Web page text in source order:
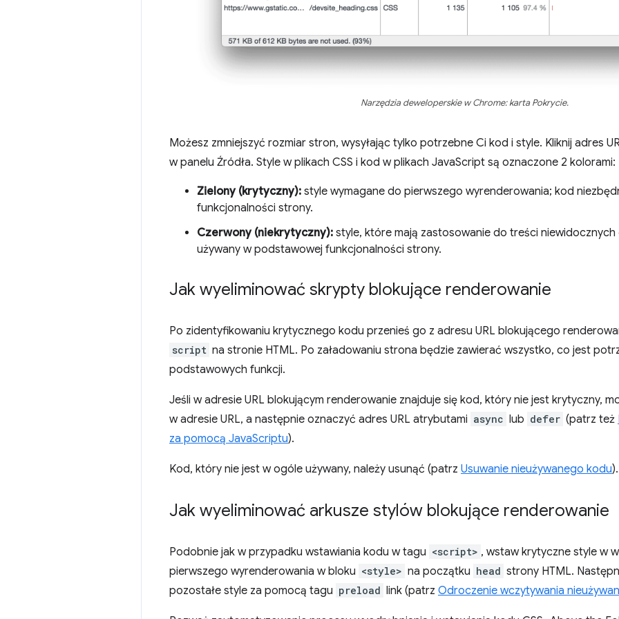
Narzędzia deweloperskie w Chrome: karta Pokrycie.
Możesz zmniejszyć rozmiar stron, wysyłając tylko potrzebne Ci kod i style. Kliknij adres
w panelu Źródła. Style w plikach CSS i kod w plikach JavaScript są oznaczone 2 kolorami:
Zielony (krytyczny): style wymagane do pierwszego wyrenderowania; kod
funkcjonalności strony.
Czerwony (niekrytyczny): style, które mają zastosowanie do treści
używany w podstawowej funkcjonalności strony.
Jak wyeliminować skrypty blokujące renderowanie
Po zidentyfikowaniu krytycznego kodu przenieś go z adresu URL blokującego
script na stronie HTML. Po załadowaniu strona będzie zawierać wszystko, co jest
podstawowych funkcji.
Jeśli w adresie URL blokującym renderowanie znajduje się kod, który nie jest krytyczny,
w adresie URL, a następnie oznaczyć adres URL atrybutami async lub defer (patrz też
za pomocą JavaScriptu).
Kod, który nie jest w ogóle używany, należy usunąć (patrz Usuwanie nieużywanego kodu).
Jak wyeliminować arkusze stylów blokujące renderowanie
Podobnie jak w przypadku wstawiania kodu w tagu <script> , wstaw krytyczne style w
pierwszego wyrenderowania w bloku <style> na początku head strony HTML.
pozostałe style za pomocą tagu preload link (patrz Odroczenie wczytywania